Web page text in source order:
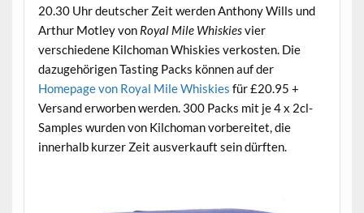
20.30 Uhr deutscher Zeit werden Anthony Wills und
Arthur Motley von Royal Mile Whiskiesvier
verschiedene Kilchoman Whiskies verkosten. Die
dazugehörigen Tasting Packs können auf der
Homepage von Royal Mile Whiskies für £20.95 +
Versand erworben werden. 300 Packs mit je 4 x 2cl-
Samples wurden von Kilchoman vorbereitet, die
innerhalb kurzer Zeit ausverkauft sein dürften.